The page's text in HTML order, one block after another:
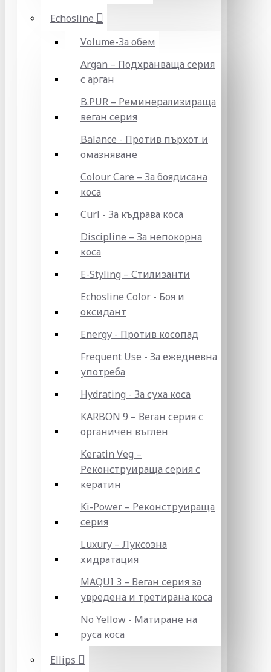
Echosline
Volume-За обем
Argan – Подхранваща серия
с арган
B.PUR – Реминерализираща
веган серия
Balance - Против пърхот и
омазняване
Colour Care – За боядисана
коса
Curl - За къдрава коса
Discipline – За непокорна
коса
E-Styling – Стилизанти
Echosline Color - Боя и
оксидант
Energy - Против косопад
Frequent Use - За ежедневна
употреба
Hydrating - За суха коса
KARBON 9 – Веган серия с
органичен въглен
Keratin Veg –
Реконструираща серия с
кератин
Ki-Power – Реконструираща
серия
Luxury – Луксозна
хидратация
MAQUI 3 – Веган серия за
увредена и третирана коса
No Yellow - Матиране на
руса коса
Ellips